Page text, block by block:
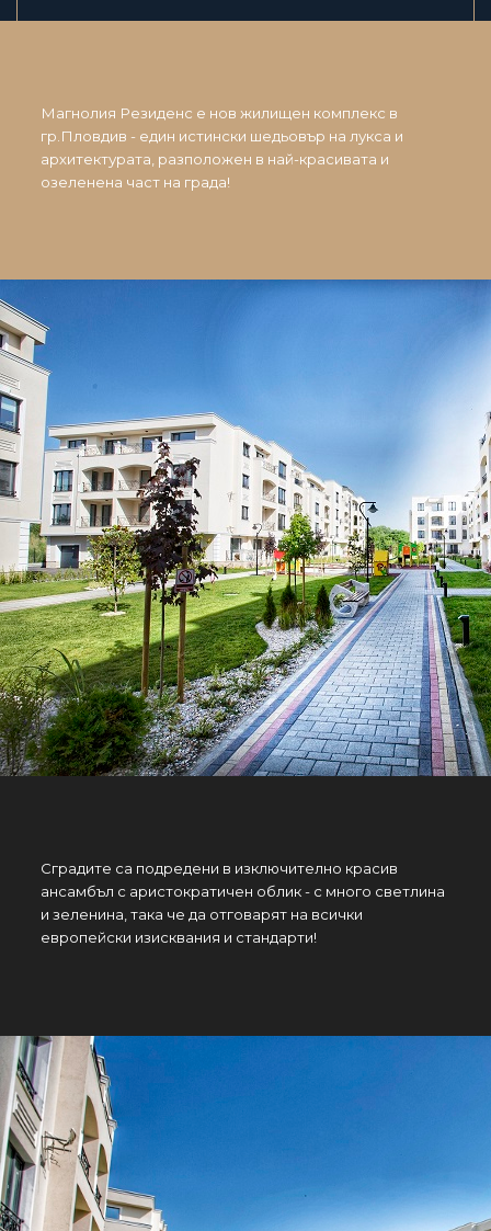
Магнолия Резиденс е нов жилищен комплекс в
гр.Пловдив - един истински шедьовър на лукса и
архитектурата, разположен в най-красивата и
озеленена част на града!
Сградите са подредени в изключително красив
ансамбъл с аристократичен облик - с много светлина
и зеленина, така че да отговарят на всички
европейски изисквания и стандарти!